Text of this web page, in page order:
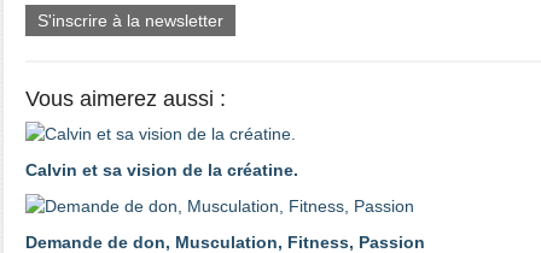
S'inscrire à la newsletter
Vous aimerez aussi :
Calvin et sa vision de la créatine.
Demande de don, Musculation, Fitness, Passion